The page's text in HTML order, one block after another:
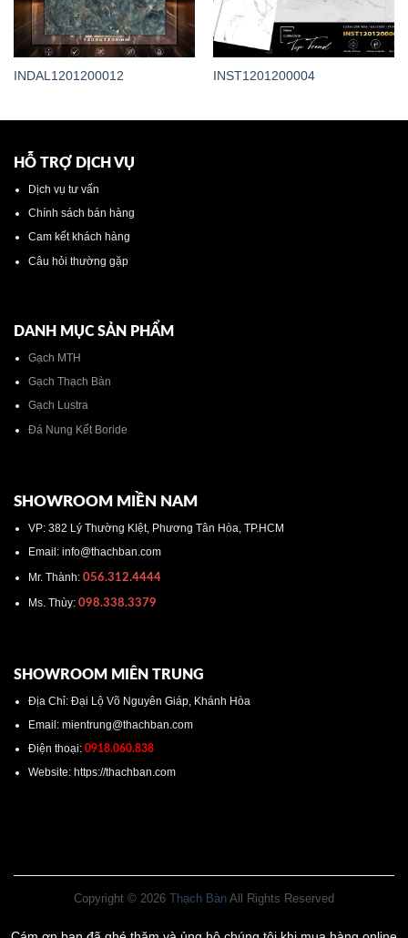
INDAL1201200012 INST1201200004
HỖ TRỢ DỊCH VỤ
Dịch vụ tư vấn
Chính sách bán hàng
Cam kết khách hàng
Câu hỏi thường gặp
DANH MỤC SẢN PHẨM
Gạch MTH
Gạch Thạch Bàn
Gạch Lustra
Đá Nung Kết Boride
SHOWROOM MIỀN NAM
VP: 382 Lý Thường KIệt, Phương Tân Hòa, TP.HCM
Email: info@thachban.com
Mr. Thành:056.312.4444
Ms. Thùy: 098.338.3379
SHOWROOM MIÊN TRUNG
Địa Chỉ: Đại Lộ Võ Nguyên Giáp, Khánh Hòa
Email: mientrung@thachban.com
Điện thoại: 0918.060.838
Website: https://thachban.com
Copyright © 2026 Thạch Bàn All Rights Reserved